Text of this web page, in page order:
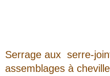
Serrage aux serre-
assemblages à